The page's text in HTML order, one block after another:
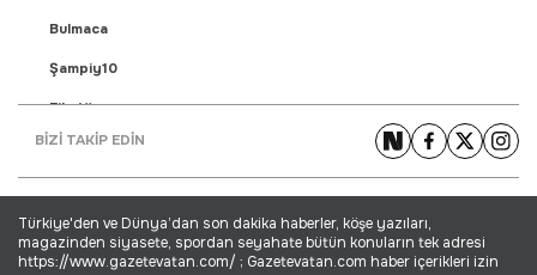
Bulmaca
Şampiy10
Fikstür
Puan Durumu
Yaşam Haberleri
Ekonomi Haberleri
BİZİ TAKİP EDİN
Türkiye'den ve Dünya’dan son dakika haberler, köşe yazıları,
magazinden siyasete, spordan seyahate bütün konuların tek adresi
https://www.gazetevatan.com/ ; Gazetevatan.com haber içerikleri izin